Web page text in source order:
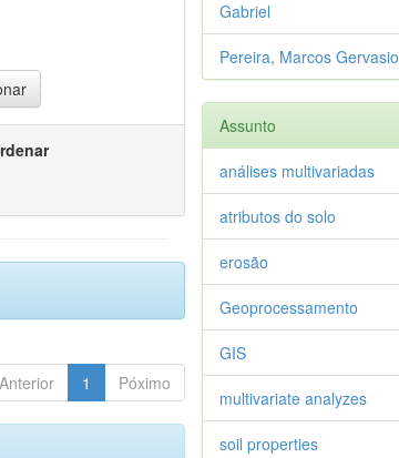
Anterior 1 Póximo
Gabriel
Pereira, Marcos Gervasio
Assunto
análises multivariadas
atributos do solo
erosão
Geoprocessamento
GIS
multivariate analyzes
soil properties